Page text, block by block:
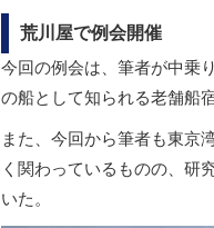
荒川屋で例会開催
今回の例会は、筆者が中乗
の船として知られる老舗船
また、今回から筆者も東京
く関わっているものの、研
いた。